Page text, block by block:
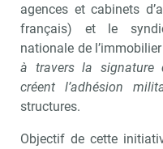
agences et cabinets
français) et le
nationale de
à travers la signature
créent l’adhésion
structures.
Objectif de cette